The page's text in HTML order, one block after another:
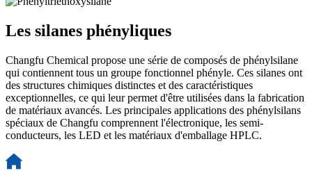
Les silanes phényliques
Changfu Chemical propose une série de composés de phénylsilane
qui contiennent tous un groupe fonctionnel phényle. Ces silanes ont
des structures chimiques distinctes et des caractéristiques
exceptionnelles, ce qui leur permet d'être utilisées dans la fabrication
de matériaux avancés. Les principales applications des phénylsilans
spéciaux de Changfu comprennent l'électronique, les semi-
conducteurs, les LED et les matériaux d'emballage HPLC.